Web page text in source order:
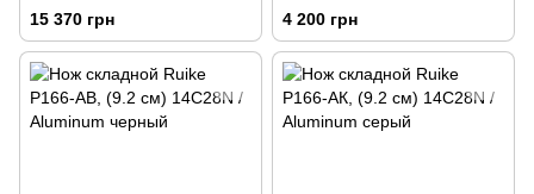
15 370 грн
G10 черный
4 200 грн